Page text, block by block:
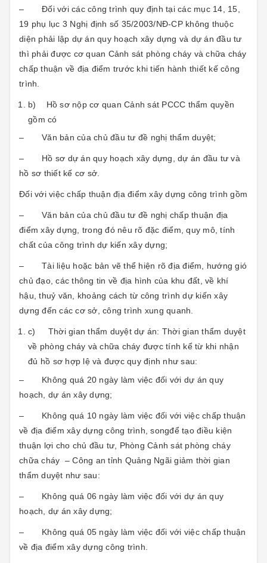
– Đối với các công trình quy định tại các mục 14, 15,
19 phụ lục 3 Nghị định số 35/2003/NĐ-CP không thuộc
diện phải lập dự án quy hoạch xây dựng và dự án đầu tư
thì phải được cơ quan Cảnh sát phòng cháy và chữa cháy
chấp thuận về địa điểm trước khi tiến hành thiết kế công
trình.
b) Hồ sơ nộp cơ quan Cảnh sát PCCC thẩm quyền
gồm có
– Văn bản của chủ đầu tư đề nghị thẩm duyệt;
– Hồ sơ dự án quy hoạch xây dựng, dự án đầu tư và
hồ sơ thiết kế cơ sở.
Đối với việc chấp thuận địa điểm xây dựng công trình gồm
– Văn bản của chủ đầu tư đề nghị chấp thuận địa
điểm xây dựng, trong đó nêu rõ đặc điểm, quy mô, tính
chất của công trình dự kiến xây dựng;
– Tài liệu hoặc bản vẽ thể hiện rõ địa điểm, hướng gió
chủ đạo, các thông tin về địa hình của khu đất, về khí
hậu, thuỷ văn, khoảng cách từ công trình dự kiến xây
dựng đến các cơ sở, công trình xung quanh.
c) Thời gian thẩm duyệt dự án: Thời gian thẩm duyệt
về phòng cháy và chữa cháy được tính kể từ khi nhận
đủ hồ sơ hợp lệ và được quy định như sau:
– Không quá 20 ngày làm việc đối với dự án quy
hoạch, dự án xây dựng;
– Không quá 10 ngày làm việc đối với việc chấp thuận
về địa điểm xây dựng công trình, songđể tạo điều kiện
thuận lợi cho chủ đầu tư, Phòng Cảnh sát phòng cháy
chữa cháy – Công an tỉnh Quảng Ngãi giảm thời gian
thẩm duyệt như sau:
– Không quá 06 ngày làm việc đối với dự án quy
hoạch, dự án xây dựng;
– Không quá 05 ngày làm việc đối với việc chấp thuận
về địa điểm xây dựng công trình.